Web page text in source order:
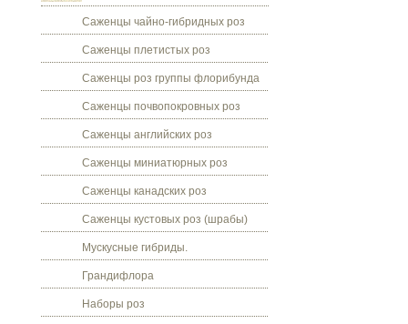
Саженцы чайно-гибридных роз
Саженцы плетистых роз
Саженцы роз группы флорибунда
Саженцы почвопокровных роз
Саженцы английских роз
Саженцы миниатюрных роз
Саженцы канадских роз
Саженцы кустовых роз (шрабы)
Мускусные гибриды.
Грандифлора
Наборы роз